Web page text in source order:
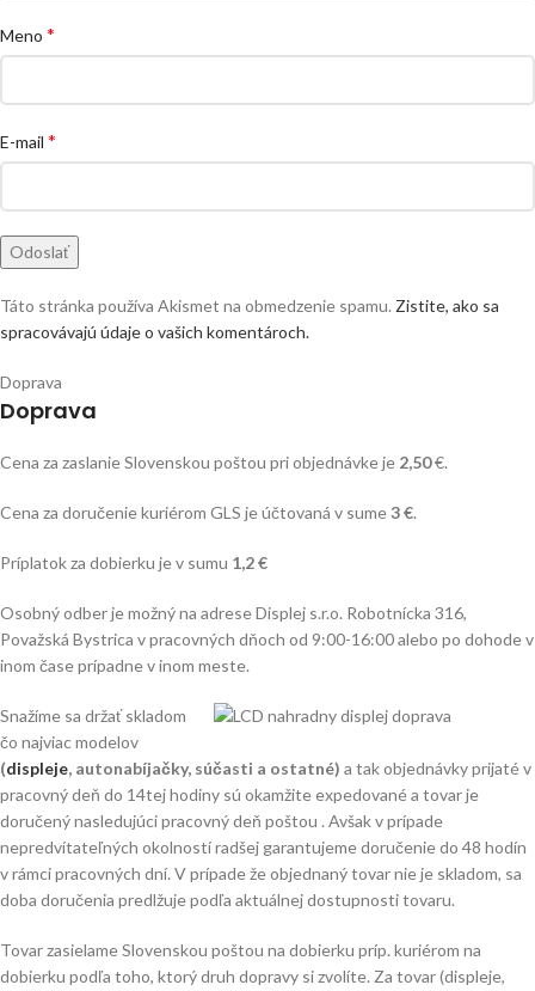
Meno *
E-mail *
Táto stránka používa Akismet na obmedzenie spamu. Zistite, ako sa
spracovávajú údaje o vašich komentároch.
Doprava
Doprava
Cena za zaslanie Slovenskou poštou pri objednávke je 2,50€.
Cena za doručenie kuriérom GLS je účtovaná v sume3 €.
Príplatok za dobierku je v sumu 1,2 €
Osobný odber je možný na adrese Displej s.r.o. Robotnícka 316,
Považská Bystrica v pracovných dňoch od 9:00-16:00 alebo po dohode v
inom čase prípadne v inom meste.
Snažíme sa držať skladom
čo najviac modelov
(displeje, autonabíjačky, súčasti a ostatné) a tak objednávky prijaté v
pracovný deň do 14tej hodiny sú okamžite expedované a tovar je
doručený nasledujúci pracovný deň poštou . Avšak v prípade
nepredvítateľných okolností radšej garantujeme doručenie do 48 hodín
v rámci pracovných dní. V prípade že objednaný tovar nie je skladom, sa
doba doručenia predlžuje podľa aktuálnej dostupnosti tovaru.
Tovar zasielame Slovenskou poštou na dobierku príp. kuriérom na
dobierku podľa toho, ktorý druh dopravy si zvolíte. Za tovar (displeje,